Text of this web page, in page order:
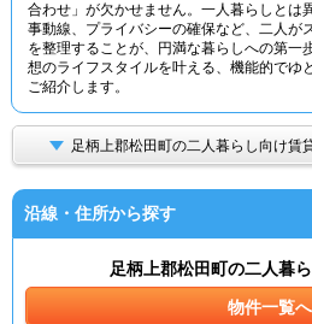
合わせ」が欠かせません。一人暮らしとは
事動線、プライバシーの確保など、二人が
を整理することが、円満な暮らしへの第一
想のライフスタイルを叶える、機能的でゆ
ご紹介します。
足柄上郡松田町の二人暮らし向け賃
沿線・住所から探す
足柄上郡松田町の二人暮
物件一覧へ